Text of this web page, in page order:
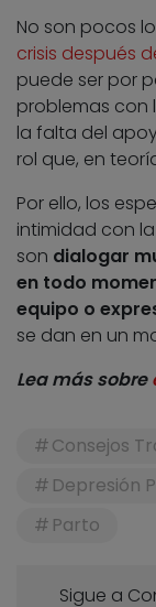
No son pocos
crisis después
puede ser por
problemas con
la falta del
rol que, en
Por ello, los
intimidad con
son dialogar
en todo
equipo o
se dan en un
Lea más sobre
Consejos
Depresión
Parto
Sigue a